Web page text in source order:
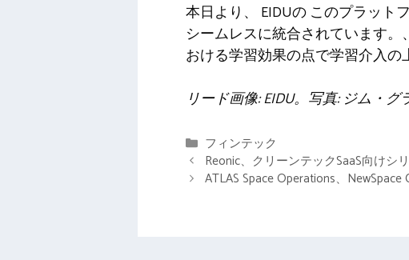
本日より、 EIDUの このプラット
シームレスに統合されています。
おける学習効果の点で学習介入の
リード画像: EIDU。写真: ジム・グ
カ
テ
ゴ
フィンテック
Reonic、クリーンテックSaaS向けシ
ATLAS Space Operations、